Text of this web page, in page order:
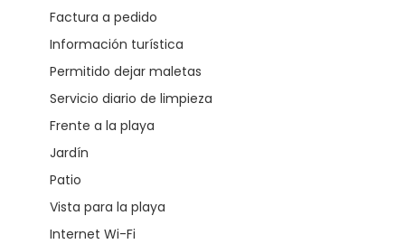
Factura a pedido
Información turística
Permitido dejar maletas
Servicio diario de limpieza
Frente a la playa
Jardín
Patio
Vista para la playa
Internet Wi-Fi